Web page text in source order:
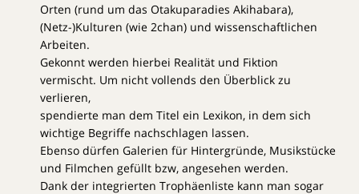
Orten (rund um das Otakuparadies Akihabara),
(Netz-)Kulturen (wie 2chan) und wissenschaftlichen
Arbeiten.
Gekonnt werden hierbei Realität und Fiktion
vermischt. Um nicht vollends den Überblick zu
verlieren,
spendierte man dem Titel ein Lexikon, in dem sich
wichtige Begriffe nachschlagen lassen.
Ebenso dürfen Galerien für Hintergründe, Musikstücke
und Filmchen gefüllt bzw, angesehen werden.
Dank der integrierten Trophäenliste kann man sogar